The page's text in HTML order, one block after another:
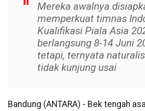
Mereka awalnya
memperkuat timnas
Kualifikasi Piala Asia
berlangsung 8-14 Juni
tetapi, ternyata
tidak kunjung usai
Bandung (ANTARA) - Bek tengah